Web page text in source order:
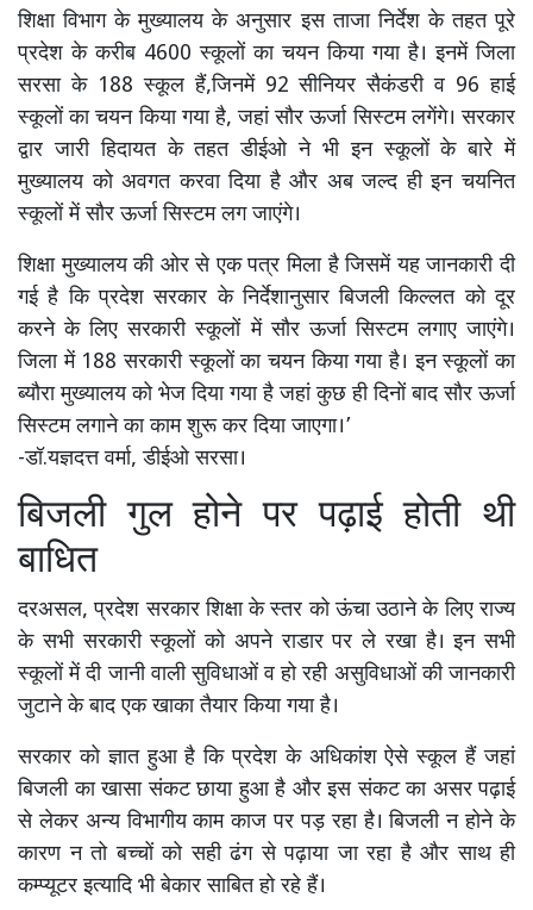
शिक्षा विभाग के मुख्यालय के अनुसार इस ताजा निर्देश के तहत पूरे
प्रदेश के करीब 4600 स्कूलों का चयन किया गया है। इनमें जिला
सरसा के 188 स्कूल हैं,जिनमें 92 सीनियर सैकंडरी व 96 हाई
स्कूलों का चयन किया गया है, जहां सौर ऊर्जा सिस्टम लगेंगे। सरकार
द्वार जारी हिदायत के तहत डीईओ ने भी इन स्कूलों के बारे में
मुख्यालय को अवगत करवा दिया है और अब जल्द ही इन चयनित
स्कूलों में सौर ऊर्जा सिस्टम लग जाएंगे।
शिक्षा मुख्यालय की ओर से एक पत्र मिला है जिसमें यह जानकारी दी
गई है कि प्रदेश सरकार के निर्देशानुसार बिजली किल्लत को दूर
करने के लिए सरकारी स्कूलों में सौर ऊर्जा सिस्टम लगाए जाएंगे।
जिला में 188 सरकारी स्कूलों का चयन किया गया है। इन स्कूलों का
ब्यौरा मुख्यालय को भेज दिया गया है जहां कुछ ही दिनों बाद सौर ऊर्जा
सिस्टम लगाने का काम शुरू कर दिया जाएगा।’
-डॉ.यज्ञदत्त वर्मा, डीईओ सरसा।
बिजली गुल होने पर पढ़ाई होती थी
बाधित
दरअसल, प्रदेश सरकार शिक्षा के स्तर को ऊंचा उठाने के लिए राज्य
के सभी सरकारी स्कूलों को अपने राडार पर ले रखा है। इन सभी
स्कूलों में दी जानी वाली सुविधाओं व हो रही असुविधाओं की जानकारी
जुटाने के बाद एक खाका तैयार किया गया है।
सरकार को ज्ञात हुआ है कि प्रदेश के अधिकांश ऐसे स्कूल हैं जहां
बिजली का खासा संकट छाया हुआ है और इस संकट का असर पढ़ाई
से लेकर अन्य विभागीय काम काज पर पड़ रहा है। बिजली न होने के
कारण न तो बच्चों को सही ढंग से पढ़ाया जा रहा है और साथ ही
कम्प्यूटर इत्यादि भी बेकार साबित हो रहे हैं।